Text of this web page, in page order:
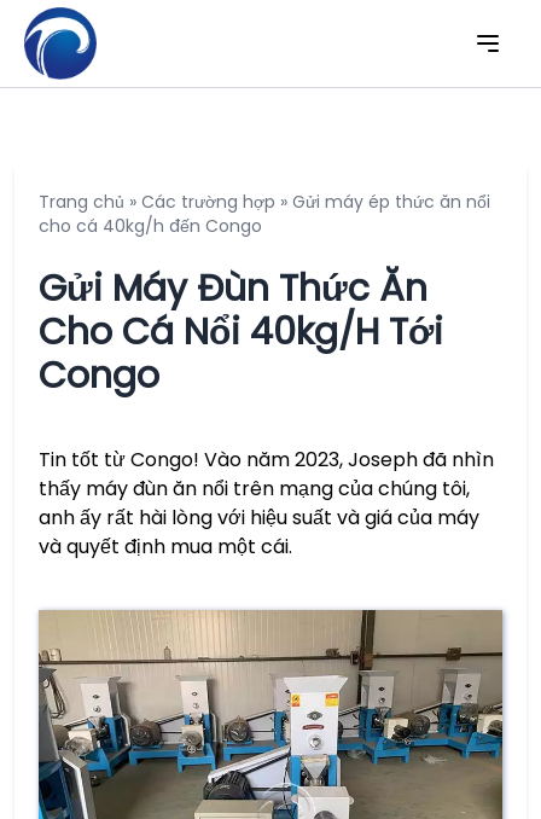
Trang chủ » Các trường hợp » Gửi máy ép thức ăn nổi
cho cá 40kg/h đến Congo
Gửi Máy Đùn Thức Ăn
Cho Cá Nổi 40kg/h Tới
Congo
Tin tốt từ Congo! Vào năm 2023, Joseph đã nhìn
thấy máy đùn ăn nổi trên mạng của chúng tôi,
anh ấy rất hài lòng với hiệu suất và giá của máy
và quyết định mua một cái.